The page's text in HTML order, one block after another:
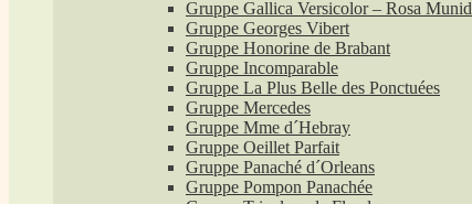
Gruppe Gallica Versicolor – Rosa Munid
Gruppe Georges Vibert
Gruppe Honorine de Brabant
Gruppe Incomparable
Gruppe La Plus Belle des Ponctuées
Gruppe Mercedes
Gruppe Mme d´Hebray
Gruppe Oeillet Parfait
Gruppe Panaché d´Orleans
Gruppe Pompon Panachée